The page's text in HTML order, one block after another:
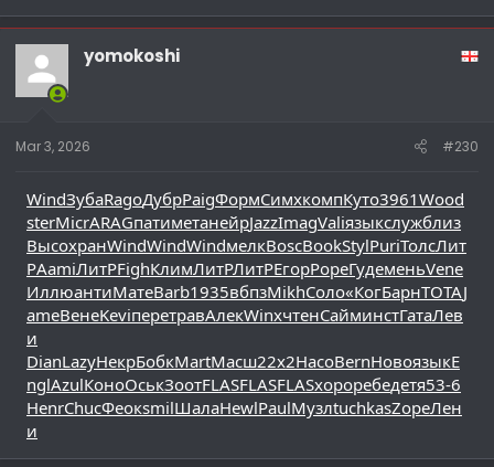
yomokoshi
Mar 3, 2026 #230
WindЗубаRagoДубрPaigФормСимхкомпКуто3961Wood
sterMicrARAGпатиметанейрJazzImagValiязыкслужблиз
ВысохранWindWindWindмелкBoscBookStylPuriТолсЛит
РAamiЛитРFighКлимЛитРЛитРЕгорPopeГудеменьVene
ИллюантиМатеBarb1935вбпзMikhСоло«КогБарнTOTAJ
ameВенеKeviперетравАлекWinxчтенСайминстГатаЛев
и
DianLazyНекрБобкMartМасш22x2НасоBernНовоязыкE
nglAzulКоноОськЗоотFLASFLASFLASхороребедетя53-6
HenrChucФеокsmilШалаHewlPaulМузлtuchkasZopeЛен
и